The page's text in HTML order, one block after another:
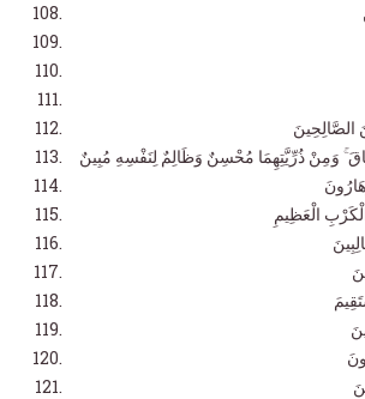
الصَّالِحِينَ
وَمِنْ ذُرِّيَّتِهِمَا مُحْسِنٌ وَظَالِمٌ لِنَفْسِهِ مُبِينٌ
الْعَظِيمِ